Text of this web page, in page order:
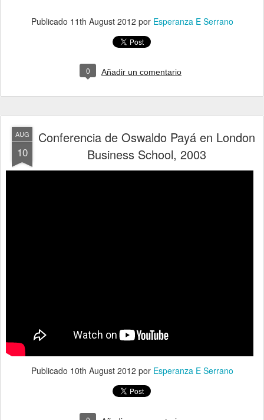
Publicado 11th August 2012 por Esperanza E Serrano
0 Añadir un comentario
AUG
10
Conferencia de Oswaldo Payá en London
Business School, 2003
Publicado 10th August 2012 por Esperanza E Serrano